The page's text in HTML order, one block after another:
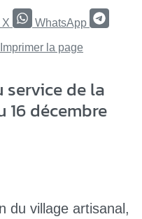
X WhatsApp
Imprimer la page
service de la
16 décembre
du village artisanal,